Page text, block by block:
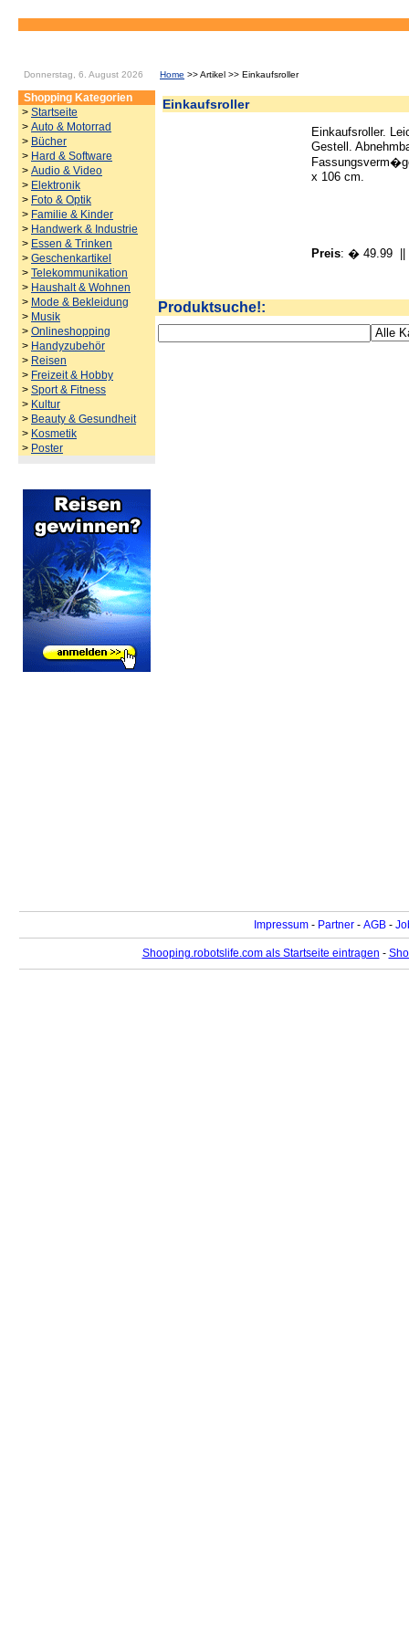
Donnerstag, 6. August 2026 Home >> Artikel >> Einkaufsroller
Shopping Kategorien
> Startseite
> Auto & Motorrad
> Bücher
> Hard & Software
> Audio & Video
> Elektronik
> Foto & Optik
> Familie & Kinder
> Handwerk & Industrie
> Essen & Trinken
> Geschenkartikel
> Telekommunikation
> Haushalt & Wohnen
> Mode & Bekleidung
> Musik
> Onlineshopping
> Handyzubehör
> Reisen
> Freizeit & Hobby
> Sport & Fitness
> Kultur
> Beauty & Gesundheit
> Kosmetik
> Poster
Einkaufsroller
Einkaufsroller.
Gestell.
x 106 cm.
Preis: � 49.99||
Produktsuche!:
Impressum - Partner - AGB -
Shooping.robotslife.com als Startseite eintragen -